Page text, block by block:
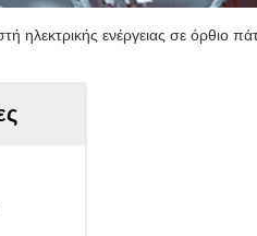
ηλεκτρικής ενέργειας σε όρθιο